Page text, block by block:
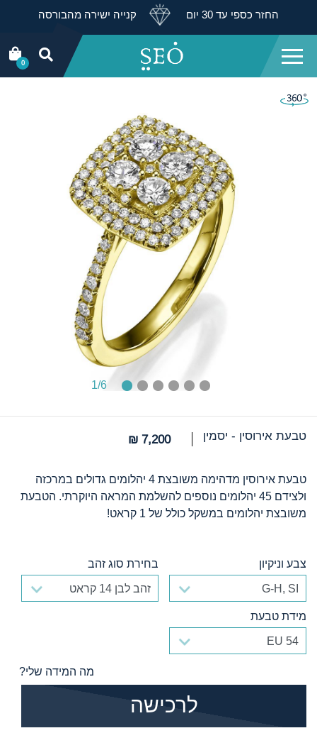
החזר כספי עד 30 יום קנייה ישירה מהבורסה
0
1/6
טבעת אירוסין - יסמין 7,200 ₪
טבעת אירוסין מדהימה משובצת 4 יהלומים גדולים במרכזה
ולצידם 45 יהלומים נוספים להשלמת המראה היוקרתי. הטבעת
משובצת יהלומים במשקל כולל של 1 קראט!
צבע וניקיון
צבע וניקיון
בחירת סוג זהב
בחירת סוג זהב
מידת טבעת
מידת טבעת
מה המידה שלי?
לרכישה